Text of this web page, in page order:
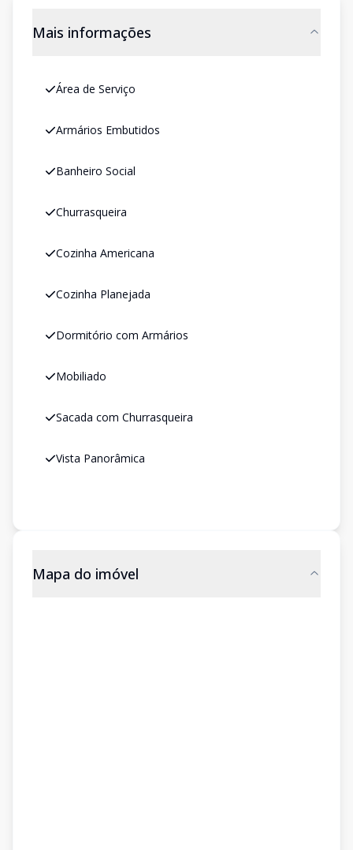
Mais informações
Área de Serviço
Armários Embutidos
Banheiro Social
Churrasqueira
Cozinha Americana
Cozinha Planejada
Dormitório com Armários
Mobiliado
Sacada com Churrasqueira
Vista Panorâmica
Mapa do imóvel